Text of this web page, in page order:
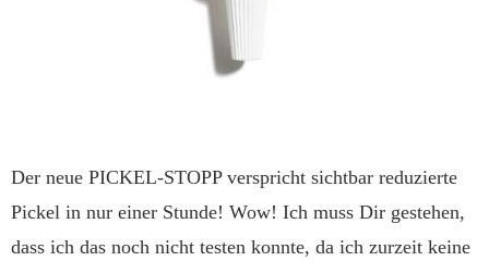
Der neue PICKEL-STOPP verspricht sichtbar reduzierte
Pickel in nur einer Stunde! Wow! Ich muss Dir gestehen,
dass ich das noch nicht testen konnte, da ich zurzeit keine